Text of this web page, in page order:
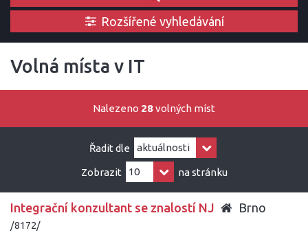
Rozšířené vyhledávání
Volná místa v IT
Nalezeno 28volných míst
Řadit dle
Zobrazit na stránku
Integrační konzultant se znalostí NJ Brno
/8172/